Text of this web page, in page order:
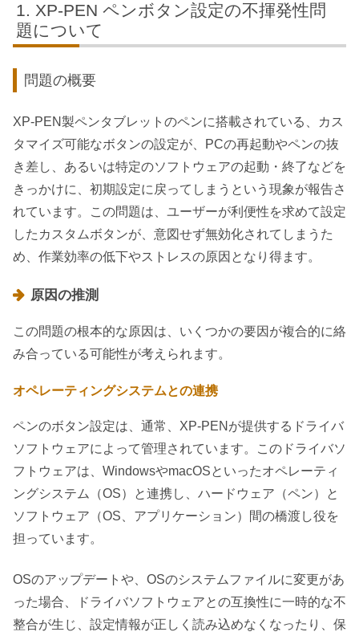
XP-PEN ペンボタン設定の不揮発性問
題について
問題の概要
XP-PEN製ペンタブレットのペンに搭載されている、カス
タマイズ可能なボタンの設定が、PCの再起動やペンの抜
き差し、あるいは特定のソフトウェアの起動・終了などを
きっかけに、初期設定に戻ってしまうという現象が報告さ
れています。この問題は、ユーザーが利便性を求めて設定
したカスタムボタンが、意図せず無効化されてしまうた
め、作業効率の低下やストレスの原因となり得ます。
原因の推測
この問題の根本的な原因は、いくつかの要因が複合的に絡
み合っている可能性が考えられます。
オペレーティングシステムとの連携
ペンのボタン設定は、通常、XP-PENが提供するドライバ
ソフトウェアによって管理されています。このドライバソ
フトウェアは、WindowsやmacOSといったオペレーティ
ングシステム（OS）と連携し、ハードウェア（ペン）と
ソフトウェア（OS、アプリケーション）間の橋渡し役を
担っています。
OSのアップデートや、OSのシステムファイルに変更があ
った場合、ドライバソフトウェアとの互換性に一時的な不
整合が生じ、設定情報が正しく読み込めなくなったり、保